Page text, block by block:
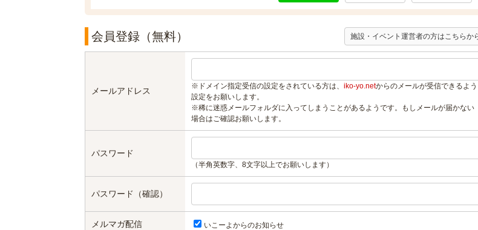
会員登録（無料） 施設・イベント運営者の方はこちらか
メールアドレス ※ドメイン指定受信の設定をされている方は、 iko-yo.netからのメールが受信できるよう
設定をお願いします。
※稀に迷惑メールフォルダに入ってしまうことがあるようです。もしメールが届かない
場合はご確認お願いします。
パスワード
（半角英数字、8文字以上でお願いします）
パスワード（確認）
メルマガ配信 いこーよからのお知らせ